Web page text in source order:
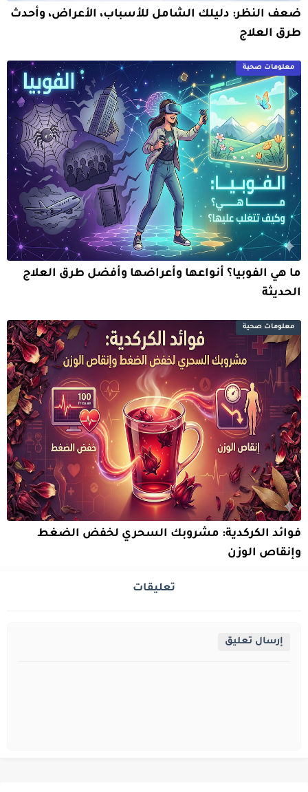
ضعف النظر: دليلك الشامل للأسباب، الأعراض، وأحدث
طرق العلاج
معلومات صحية
ما هي الفوبيا؟ أنواعها وأعراضها وأفضل طرق العلاج
الحديثة
معلومات صحية
فوائد الكركدية: مشروبك السحري لخفض الضغط
وإنقاص الوزن
تعليقات
إرسال تعليق